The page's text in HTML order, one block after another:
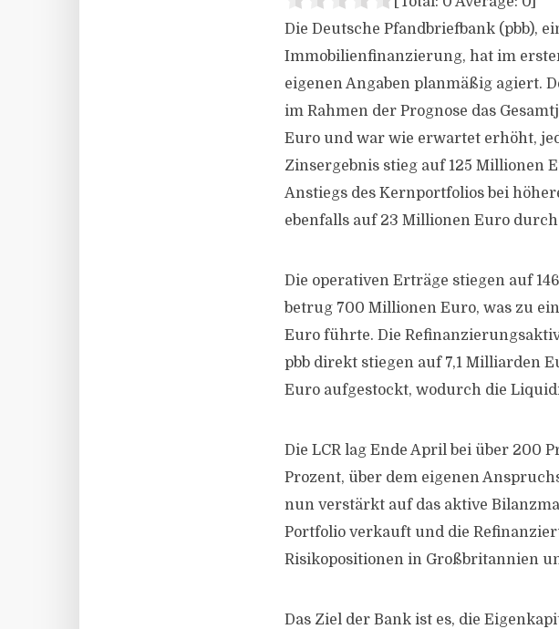
Die Deutsche Pfandbriefbank (pbb),
Immobilienfinanzierung, hat im
eigenen Angaben planmäßig agiert.
im Rahmen der Prognose das
Euro und war wie erwartet erhöht,
Zinsergebnis stieg auf 125 Millionen
Anstiegs des Kernportfolios bei
ebenfalls auf 23 Millionen Euro
Die operativen Erträge stiegen auf
betrug 700 Millionen Euro, was zu
Euro führte. Die
pbb direkt stiegen auf 7,1 Milliarden
Euro aufgestockt, wodurch die
Die LCR lag Ende April bei über 200
Prozent, über dem eigenen
nun verstärkt auf das aktive
Portfolio verkauft und die
Risikopositionen in Großbritannien
Das Ziel der Bank ist es, die